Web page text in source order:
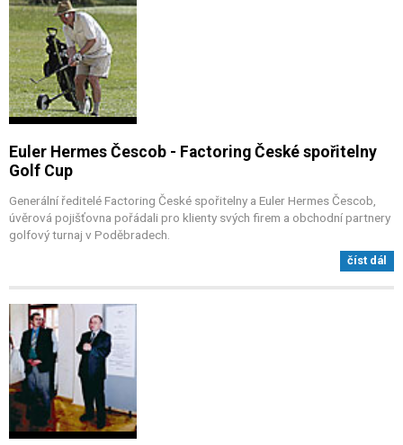
Euler Hermes Čescob - Factoring České spořitelny
Golf Cup
Generální ředitelé Factoring České spořitelny a Euler Hermes Čescob,
úvěrová pojišťovna pořádali pro klienty svých firem a obchodní partnery
golfový turnaj v Poděbradech.
číst dál